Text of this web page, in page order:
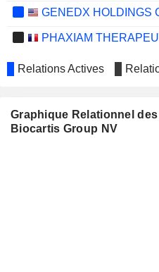
GENEDX HOLDINGS
PHAXIAM
Relations Actives
Graphique Relationnel
Biocartis Group NV